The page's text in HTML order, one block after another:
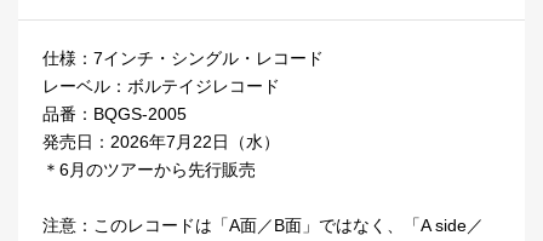
仕様：7インチ・シングル・レコード
レーベル：ボルテイジレコード
品番：BQGS-2005
発売日：2026年7月22日（水）
＊6月のツアーから先行販売
注意：このレコードは「A面／B面」ではなく、「A side／